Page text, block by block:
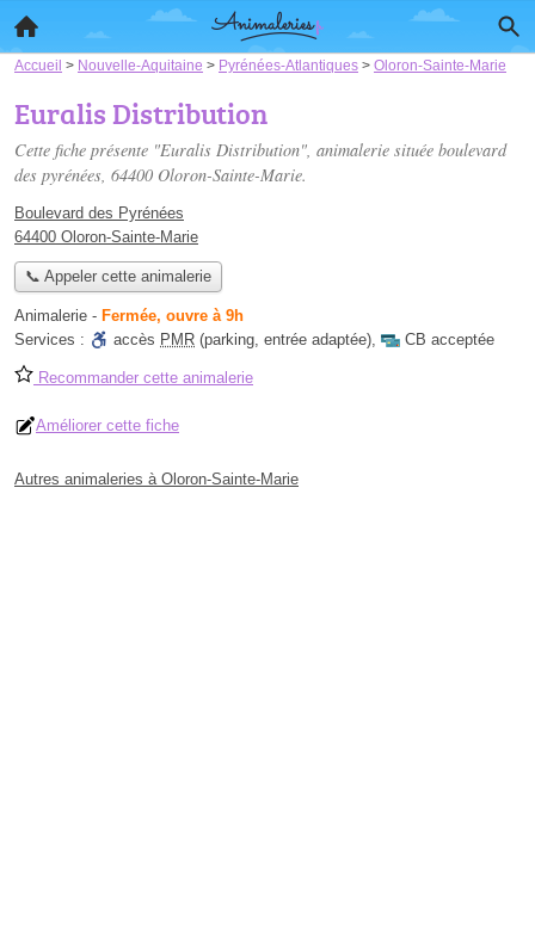
Accueil > Nouvelle-Aquitaine > Pyrénées-Atlantiques > Oloron-Sainte-Marie
Euralis Distribution
Cette fiche présente "Euralis Distribution", animalerie située boulevard
des pyrénées, 64400 Oloron-Sainte-Marie.
Boulevard des Pyrénées
64400 Oloron-Sainte-Marie
📞 Appeler cette animalerie
Animalerie - Fermée, ouvre à 9h
Services :
accès PMR (parking, entrée adaptée), CB acceptée
Recommander cette animalerie
Améliorer cette fiche
Autres animaleries à Oloron-Sainte-Marie